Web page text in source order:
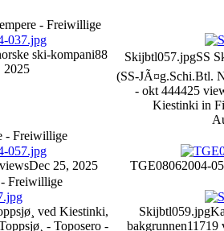
- Freiwillige
ski-kompani88
2025
Skijbtl057.jpgSS
(SS-JÃ¤g.Schi.Btl.
- okt 444425
Kiestinki in
- Freiwillige
Dec 25, 2025 TGE08062004-
Freiwillige
ved Kiestinki,
- Toposero -
Skijbtl059.jpg
bakgrunnen11719